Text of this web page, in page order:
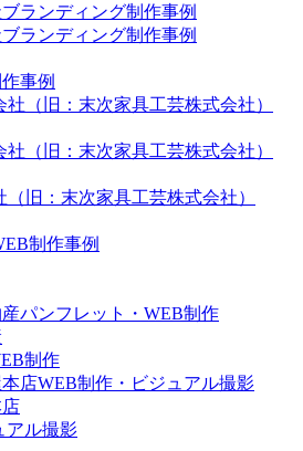
事例
旧：末次家具工芸株式会社）
制作
アル撮影